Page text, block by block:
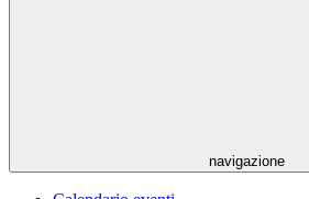
navigazione